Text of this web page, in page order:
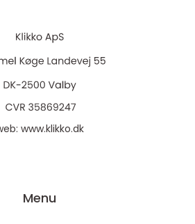
www.klikko.dk
Menu